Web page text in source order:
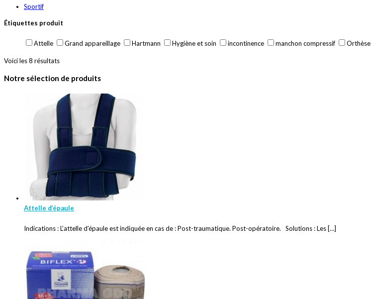
Sportif
Étiquettes produit
Attelle Grand appareillage Hartmann Hygiène et soin incontinence manchon compressif Orthèse
Voici les 8 résultats
Notre sélection de produits
Attelle d’épaule
Indications : L’attelle d’épaule est indiquée en cas de : Post-traumatique. Post-opératoire. Solutions : Les […]